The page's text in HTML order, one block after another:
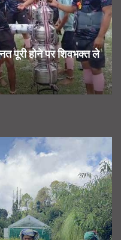
पूरी होने पर शिवभक्त ले